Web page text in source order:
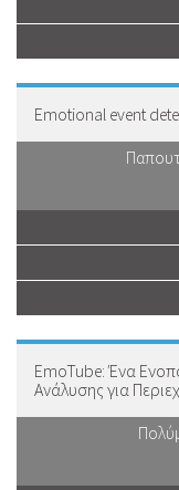
Emotional event
EmoTube: Ένα
Ανάλυσης για